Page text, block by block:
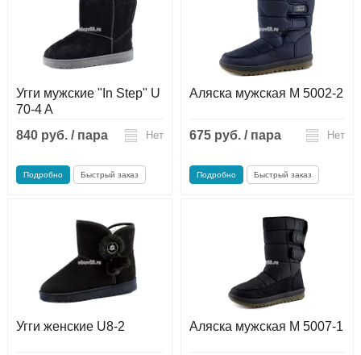
Угги мужские "In Step" U
70-4 A
840 руб. / пара
Нет
Подробно Быстрый заказ
Аляска мужская М 5002-2
675 руб. / пара Нет
Подробно Быстрый заказ
Угги женские U8-2 Аляска мужская М 5007-1